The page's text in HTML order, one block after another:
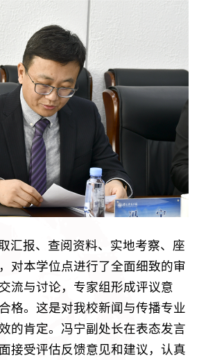
汇报、查阅资料、实地考察、座
对本学位点进行了全面细致的审
流与讨论，专家组形成评议意
格。这是对我校新闻与传播专业
的肯定。冯宁副处长在表态发言
接受评估反馈意见和建议，认真